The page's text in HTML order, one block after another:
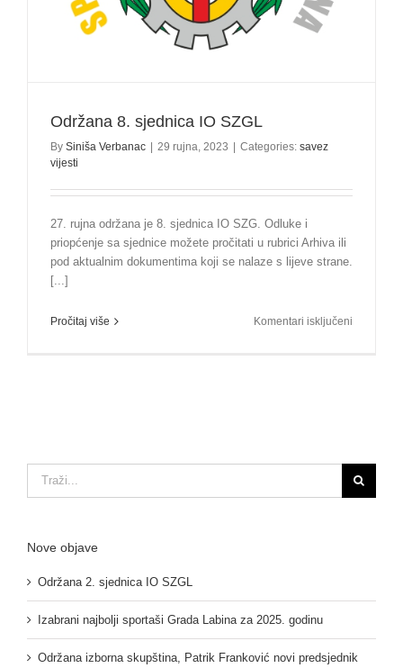
Održana 8. sjednica IO SZGL
By Siniša Verbanac | 29 rujna, 2023 | Categories: savez
vijesti
27. rujna održana je 8. sjednica IO SZG. Odluke i
priopćenje sa sjednice možete pročitati u rubrici Arhiva ili
pod aktualnim dokumentima koji se nalaze s lijeve strane.
[...]
Pročitaj više Komentari isključeni
Nove objave
Održana 2. sjednica IO SZGL
Izabrani najbolji sportaši Grada Labina za 2025. godinu
Održana izborna skupština, Patrik Franković novi predsjednik